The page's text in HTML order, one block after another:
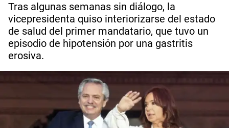
Tras algunas semanas sin diálogo, la
vicepresidenta quiso interiorizarse del estado
de salud del primer mandatario, que tuvo un
episodio de hipotensión por una gastritis
erosiva.